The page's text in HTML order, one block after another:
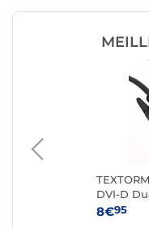
DVI-D
Mâle/
8€95